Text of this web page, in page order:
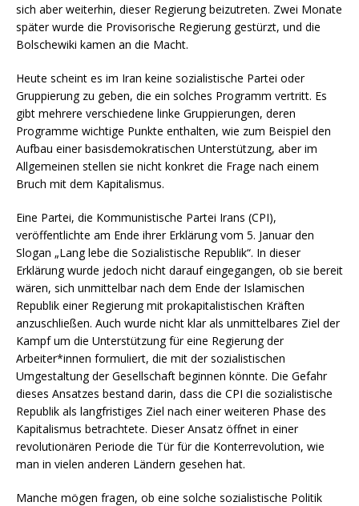
sich aber weiterhin, dieser Regierung beizutreten. Zwei Monate
später wurde die Provisorische Regierung gestürzt, und die
Bolschewiki kamen an die Macht.
Heute scheint es im Iran keine sozialistische Partei oder
Gruppierung zu geben, die ein solches Programm vertritt. Es
gibt mehrere verschiedene linke Gruppierungen, deren
Programme wichtige Punkte enthalten, wie zum Beispiel den
Aufbau einer basisdemokratischen Unterstützung, aber im
Allgemeinen stellen sie nicht konkret die Frage nach einem
Bruch mit dem Kapitalismus.
Eine Partei, die Kommunistische Partei Irans (CPI),
veröffentlichte am Ende ihrer Erklärung vom 5. Januar den
Slogan „Lang lebe die Sozialistische Republik“. In dieser
Erklärung wurde jedoch nicht darauf eingegangen, ob sie bereit
wären, sich unmittelbar nach dem Ende der Islamischen
Republik einer Regierung mit prokapitalistischen Kräften
anzuschließen. Auch wurde nicht klar als unmittelbares Ziel der
Kampf um die Unterstützung für eine Regierung der
Arbeiter*innen formuliert, die mit der sozialistischen
Umgestaltung der Gesellschaft beginnen könnte. Die Gefahr
dieses Ansatzes bestand darin, dass die CPI die sozialistische
Republik als langfristiges Ziel nach einer weiteren Phase des
Kapitalismus betrachtete. Dieser Ansatz öffnet in einer
revolutionären Periode die Tür für die Konterrevolution, wie
man in vielen anderen Ländern gesehen hat.
Manche mögen fragen, ob eine solche sozialistische Politik